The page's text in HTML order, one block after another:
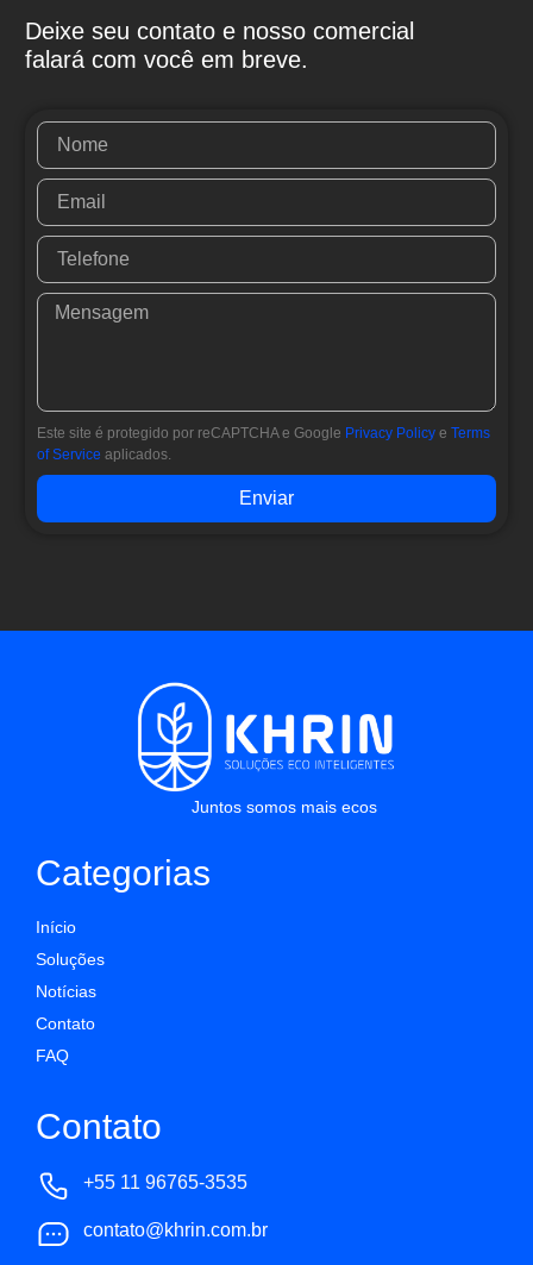
Deixe seu contato e nosso comercial
falará com você em breve.
Este site é protegido por reCAPTCHA e Google Privacy Policy e Terms
of Service aplicados.
Enviar
Juntos somos mais ecos
Categorias
Início
Soluções
Notícias
Contato
FAQ
Contato
+55 11 96765-3535
contato@khrin.com.br